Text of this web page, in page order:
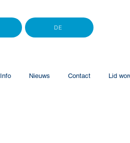
DE
Info Nieuws Contact Lid